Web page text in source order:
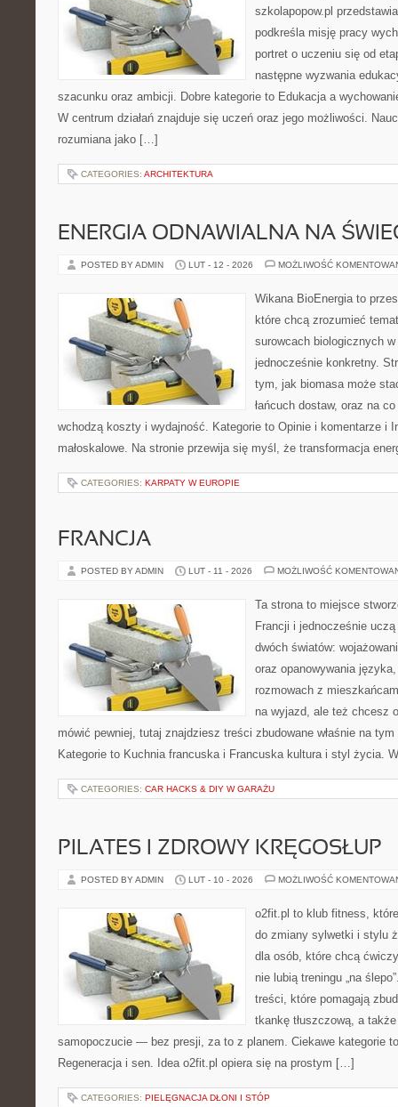
szkolapopow.pl
podkreśla misję pracy
portret o uczeniu się od
następne wyzwania
szacunku oraz ambicji. Dobre kategorie to Edukacja a
W centrum działań znajduje się uczeń oraz jego możliwości.
rozumiana jako […]
CATEGORIES: ARCHITEKTURA
ENERGIA ODNAWIALNA NA
POSTED BY ADMIN LUT - 12 - 2026 MOŻLIWOŚĆ
Wikana BioEnergia to
które chcą zrozumieć
surowcach biologicznych
jednocześnie konkretny.
tym, jak biomasa może
łańcuch dostaw, oraz na
wchodzą koszty i wydajność. Kategorie to Opinie i komentarze i
małoskalowe. Na stronie przewija się myśl, że transformacja
CATEGORIES: KARPATY W EUROPIE
FRANCJA
POSTED BY ADMIN LUT - 11 - 2026 MOŻLIWOŚĆ
Ta strona to miejsce
Francji i jednocześnie
dwóch światów:
oraz opanowywania
rozmowach z
na wyjazd, ale też chcesz
mówić pewniej, tutaj znajdziesz treści zbudowane właśnie na
Kategorie to Kuchnia francuska i Francuska kultura i styl życia.
CATEGORIES: CAR HACKS & DIY W GARAŻU
PILATES I ZDROWY KRĘGOSŁUP
POSTED BY ADMIN LUT - 10 - 2026 MOŻLIWOŚĆ
o2fit.pl to klub fitness,
do zmiany sylwetki i stylu
dla osób, które chcą
nie lubią treningu „na
treści, które pomagają
tkankę tłuszczową, a
samopoczucie — bez presji, za to z planem. Ciekawe kategorie
Regeneracja i sen. Idea o2fit.pl opiera się na prostym […]
CATEGORIES: PIELĘGNACJA DŁONI I STÓP